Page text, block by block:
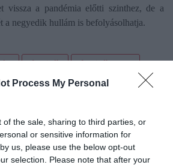
Process My Personal
of the sale, sharing to third parties, or
or sensitive information for
us, please use the below opt-out
selection. Please note that after your
vissza a pandémia előtti szinthez, de a
a negyedik hullám is befolyásolhatja.
fesztivál fesztiválszezon
jegyárusítás óvatosság